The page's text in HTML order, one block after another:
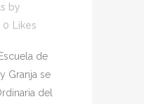
by
0 Likes
de
Granja se
del